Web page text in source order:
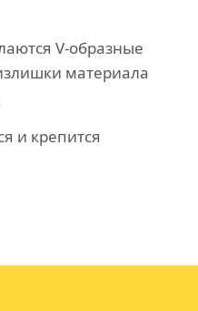
V-образные
материала
и крепится